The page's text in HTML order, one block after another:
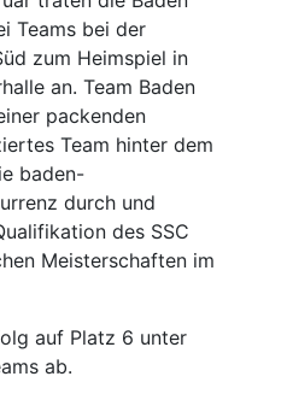
Teams bei der
zum Heimspiel in
an. Team Baden
packenden
Team hinter dem
baden-
durch und
des SSC
Meisterschaften im
auf Platz 6 unter
ab.